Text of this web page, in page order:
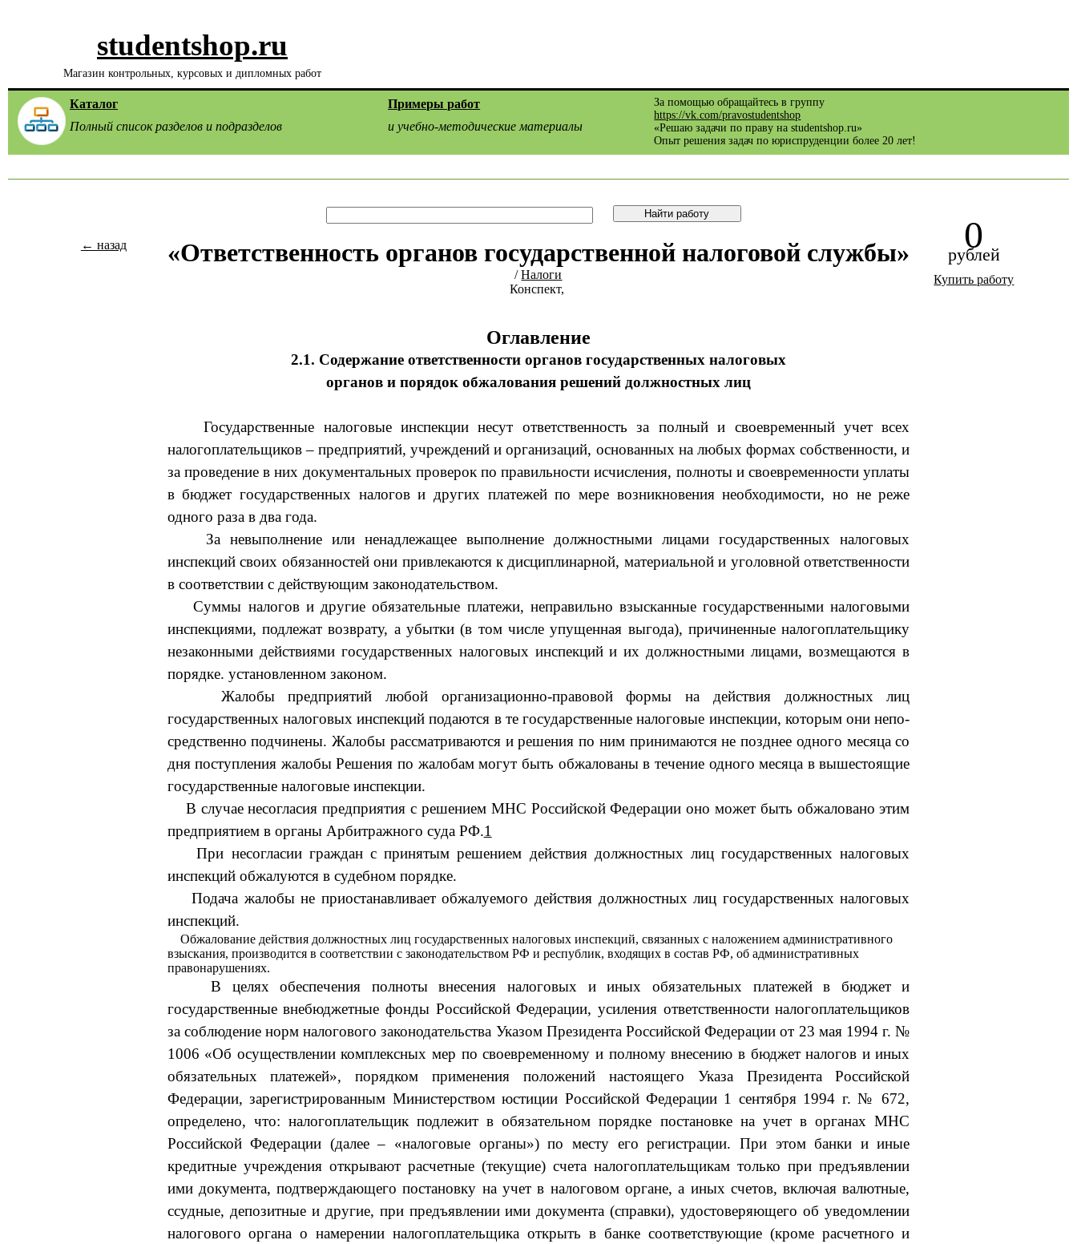
studentshop.ru
Магазин контрольных, курсовых и дипломных работ
Каталог
Полный список разделов и подразделов
Примеры работ
и учебно-методические материалы
За помощью обращайтесь в группу
https://vk.com/pravostudentshop
«Решаю задачи по праву на studentshop.ru»
Опыт решения задач по юриспруденции более 20 лет!
← назад «Ответственность органов государственной налоговой службы»
/Налоги
Конспект,
Оглавление
2.1. Содержание ответственности органов государственных налоговых
органов и порядок обжалования решений должностных лиц
Государственные налоговые инспекции несут ответствен­ность за полный и своевременный учет всех
налогоплательщиков – предприятий, учреждений и организаций, основанных на любых формах собственности, и
за проведение в них документальных проверок по правильности исчисления, полноты и своевременности уплаты
в бюд­жет государственных налогов и других платежей по мере возникновения необходимости, но не реже
одного раза в два года.
За невыполнение или ненадлежащее выполнение должностными лицами государственных налоговых
инспекций своих обязанностей они привлекаются к дисциплинарной, материальной и уголовной ответст­венности
в соответствии с действующим законодательством.
Суммы налогов и другие обязательные платежи, неправильно взы­сканные государственными налоговыми
инспекциями, подлежат возвра­ту, а убытки (в том числе упущенная выгода), причиненные налогоп­лательщику
незаконными действиями государственных налоговых инс­пекций и их должностными лицами, возмещаются в
порядке. установленном законом.
Жалобы предприятий любой организационно-правовой формы на действия должностных лиц
государственных налоговых инспекций по­даются в те государственные налоговые инспекции, которым они непо­
средственно подчинены. Жалобы рассматриваются и решения по ним принимаются не позднее одного месяца со
дня поступления жалобы Решения по жалобам могут быть обжалованы в течение одного месяца в вышестоящие
государственные налоговые инспекции.
В случае несогласия предприятия с решением МНС Российской Федерации оно может быть обжаловано этим
предприятием в органы Арбитражного суда РФ.1
При несогласии граждан с принятым решением действия должност­ных лиц государственных налоговых
инспекций обжалуются в судебном порядке.
Подача жалобы не приостанавливает обжалуемого действия долж­ностных лиц государственных налоговых
инспекций.
Обжалование действия должностных лиц государственных нало­говых инспекций, связанных с наложением административного
взы­скания, производится в соответствии с законодательством РФ и рес­публик, входящих в состав РФ, об административных
правонару­шениях.
В целях обеспечения полноты внесения налоговых и иных обязатель­ных платежей в бюджет и
государственные внебюджетные фонды Рос­сийской Федерации, усиления ответственности налогоплательщиков
за соблюдение норм налогового законодательства Указом Президента Российской Федерации от 23 мая 1994 г. №
1006 «Об осуществлении комплексных мер по своевременному и полному внесению в бюджет налогов и иных
обязательных платежей», порядком применения поло­жений настоящего Указа Президента Российской
Федерации, зарегист­рированным Министерством юстиции Российской Федерации 1 сентяб­ря 1994 г. № 672,
определено, что: налогоплательщик подлежит в обязательном порядке постановке на учет в органах МНС
Российской Феде­рации (далее – «налоговые органы») по месту его регистрации. При этом банки и иные
кредитные учреждения открывают расчетные (теку­щие) счета налогоплательщикам только при предъявлении
ими докумен­та, подтверждающего постановку на учет в налоговом органе, а иных счетов, включая валютные,
ссудные, депозитные и другие, при предъяв­лении ими документа (справки), удостоверяющего об уведомлении
на­логового органа о намерении налогоплательщика открыть в банке со­ответствующие (кроме расчетного и
0
рублей